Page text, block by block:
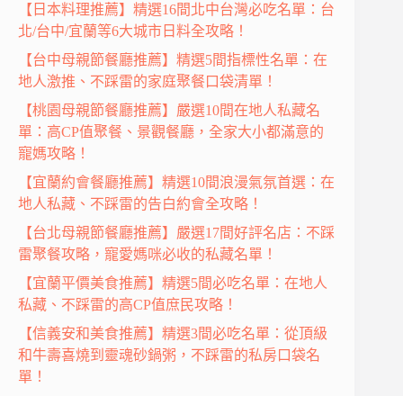
【日本料理推薦】精選16間北中台灣必吃名單：台
北/台中/宜蘭等6大城市日料全攻略！
【台中母親節餐廳推薦】精選5間指標性名單：在
地人激推、不踩雷的家庭聚餐口袋清單！
【桃園母親節餐廳推薦】嚴選10間在地人私藏名
單：高CP值聚餐、景觀餐廳，全家大小都滿意的
寵媽攻略！
【宜蘭約會餐廳推薦】精選10間浪漫氣氛首選：在
地人私藏、不踩雷的告白約會全攻略！
【台北母親節餐廳推薦】嚴選17間好評名店：不踩
雷聚餐攻略，寵愛媽咪必收的私藏名單！
【宜蘭平價美食推薦】精選5間必吃名單：在地人
私藏、不踩雷的高CP值庶民攻略！
【信義安和美食推薦】精選3間必吃名單：從頂級
和牛壽喜燒到靈魂砂鍋粥，不踩雷的私房口袋名
單！